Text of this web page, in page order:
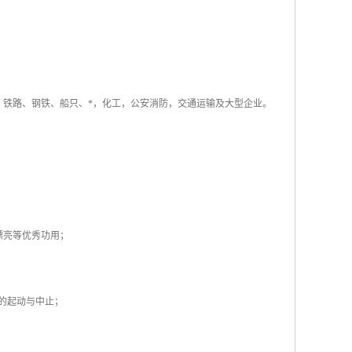
路、钢铁、船只、*，化工，公安消防，交通运输及大型企业。
等优秀功用；
起动与中止；